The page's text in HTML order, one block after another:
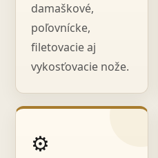
damaškové,
poľovnícke,
filetovacie aj
vykosťovacie nože.
⚙️